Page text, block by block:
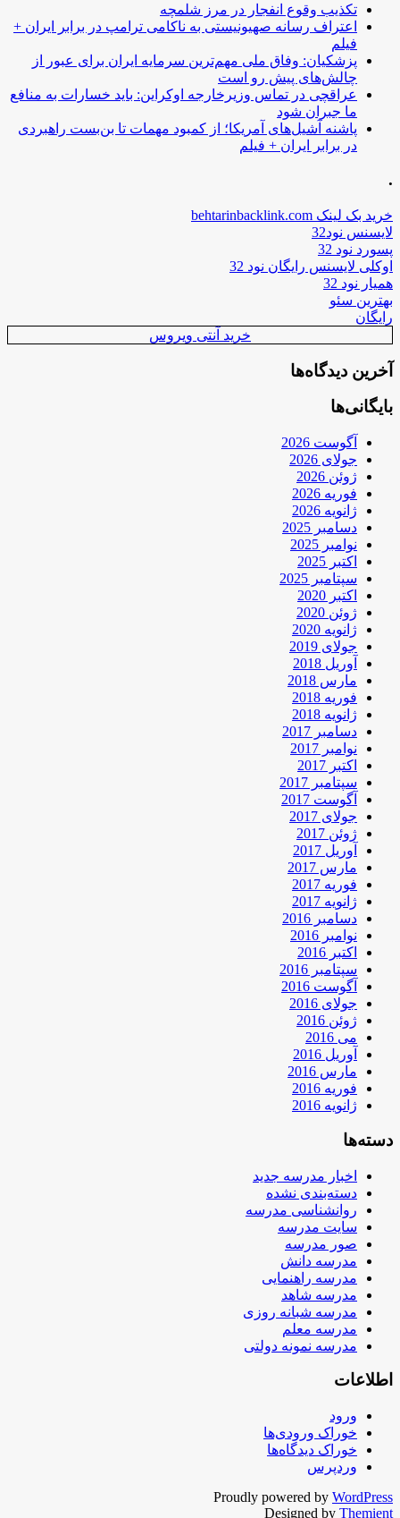
تکذیب وقوع انفجار در مرز شلمچه
اعتراف رسانه صهیونیستی به ناکامی ترامپ در برابر ایران +
فیلم
پزشکیان: وفاق ملی مهم‌ترین سرمایه ایران برای عبور از
چالش‌های پیش رو است
عراقچی در تماس وزیرخارجه اوکراین: باید خسارات به منافع
ما جبران شود
پاشنه آشیل‌های آمریکا؛ از کمبود مهمات تا بن‌بست راهبردی
در برابر ایران + فیلم
.
خرید بک لینک behtarinbacklink.com
لایسنس نود32
پسورد نود 32
اوکلی لایسنس رایگان نود 32
همیار نود 32
بهترین سئو
رایگان
خرید آنتی ویروس
آخرین دیدگاه‌ها
بایگانی‌ها
آگوست 2026
جولای 2026
ژوئن 2026
فوریه 2026
ژانویه 2026
دسامبر 2025
نوامبر 2025
اکتبر 2025
سپتامبر 2025
اکتبر 2020
ژوئن 2020
ژانویه 2020
جولای 2019
آوریل 2018
مارس 2018
فوریه 2018
ژانویه 2018
دسامبر 2017
نوامبر 2017
اکتبر 2017
سپتامبر 2017
آگوست 2017
جولای 2017
ژوئن 2017
آوریل 2017
مارس 2017
فوریه 2017
ژانویه 2017
دسامبر 2016
نوامبر 2016
اکتبر 2016
سپتامبر 2016
آگوست 2016
جولای 2016
ژوئن 2016
می 2016
آوریل 2016
مارس 2016
فوریه 2016
ژانویه 2016
دسته‌ها
اخبار مدرسه جدید
دسته‌بندی نشده
روانشناسی مدرسه
سایت مدرسه
صور مدرسه
مدرسه دانش
مدرسه راهنمایی
مدرسه شاهد
مدرسه شبانه روزی
مدرسه معلم
مدرسه نمونه دولتی
اطلاعات
ورود
خوراک ورودی‌ها
خوراک دیدگاه‌ها
وردپرس
Proudly powered by WordPress
Designed by Themient